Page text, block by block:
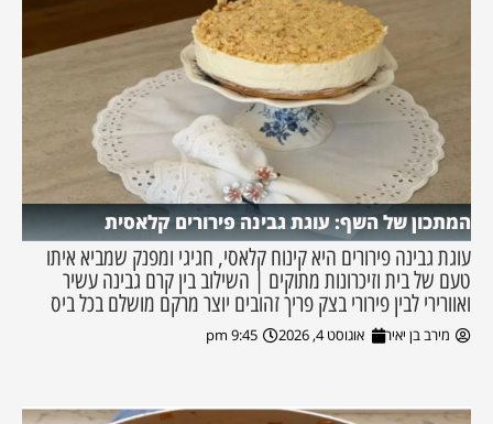
המתכון של השף: עוגת גבינה פירורים קלאסית
עוגת גבינה פירורים היא קינוח קלאסי, חגיגי ומפנק שמביא איתו
טעם של בית וזיכרונות מתוקים | השילוב בין קרם גבינה עשיר
ואוורירי לבין פירורי בצק פריך זהובים יוצר מרקם מושלם בכל ביס
מירב בן יאיר אוגוסט 4, 2026 9:45 pm